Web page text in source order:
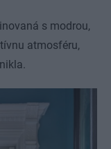
s modrou,
atmosféru,